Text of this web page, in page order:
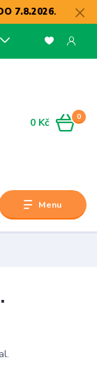
7.8.2026.
Menu
0
0 Kč